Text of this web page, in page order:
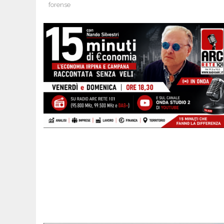
forense